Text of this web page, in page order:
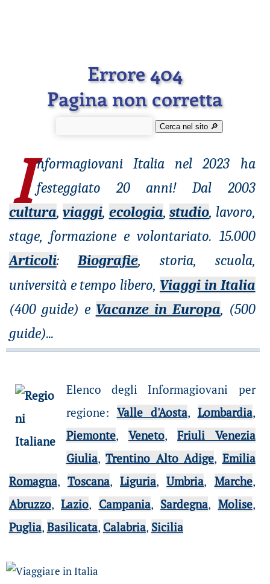
Errore 404
Pagina non corretta
Cerca nel sito 🔎︎
I nformagiovaniItalia nel 2023 ha
festeggiato 20 anni! Dal 2003
cultura,viaggi, ecologia,studio, lavoro,
stage, formazione e volontariato. 15.000
Articoli: Biografie, storia, scuola,
università e tempo libero, Viaggi in Italia
(400 guide) e Vacanze in Europa, (500
guide)...
Elenco degli Informagiovani per
regione: Valle d'Aosta, Lombardia,
Piemonte, Veneto,Friuli Venezia
Giulia,Trentino Alto Adige, Emilia
Romagna, Toscana,Liguria,Umbria, Marche,
Abruzzo,Lazio, Campania, Sardegna, Molise,
Puglia, Basilicata, Calabria, Sicilia